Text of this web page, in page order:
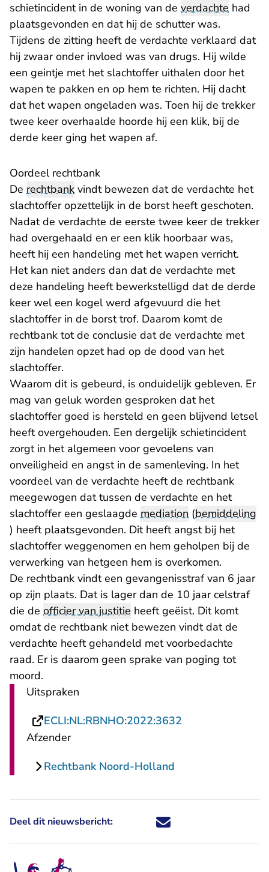
schietincident in de woning van de verdachte had
plaatsgevonden en dat hij de schutter was.
Tijdens de zitting heeft de verdachte verklaard dat
hij zwaar onder invloed was van drugs. Hij wilde
een geintje met het slachtoffer uithalen door het
wapen te pakken en op hem te richten. Hij dacht
dat het wapen ongeladen was. Toen hij de trekker
twee keer overhaalde hoorde hij een klik, bij de
derde keer ging het wapen af.
Oordeel rechtbank
De rechtbank vindt bewezen dat de verdachte het
slachtoffer opzettelijk in de borst heeft geschoten.
Nadat de verdachte de eerste twee keer de trekker
had overgehaald en er een klik hoorbaar was,
heeft hij een handeling met het wapen verricht.
Het kan niet anders dan dat de verdachte met
deze handeling heeft bewerkstelligd dat de derde
keer wel een kogel werd afgevuurd die het
slachtoffer in de borst trof. Daarom komt de
rechtbank tot de conclusie dat de verdachte met
zijn handelen opzet had op de dood van het
slachtoffer.
Waarom dit is gebeurd, is onduidelijk gebleven. Er
mag van geluk worden gesproken dat het
slachtoffer goed is hersteld en geen blijvend letsel
heeft overgehouden. Een dergelijk schietincident
zorgt in het algemeen voor gevoelens van
onveiligheid en angst in de samenleving. In het
voordeel van de verdachte heeft de rechtbank
meegewogen dat tussen de verdachte en het
slachtoffer een geslaagde mediation (bemiddeling
) heeft plaatsgevonden. Dit heeft angst bij het
slachtoffer weggenomen en hem geholpen bij de
verwerking van hetgeen hem is overkomen.
De rechtbank vindt een gevangenisstraf van 6 jaar
op zijn plaats. Dat is lager dan de 10 jaar celstraf
die de officier van justitie heeft geëist. Dit komt
omdat de rechtbank niet bewezen vindt dat de
verdachte heeft gehandeld met voorbedachte
raad. Er is daarom geen sprake van poging tot
moord.
Uitspraken
ECLI:NL:RBNHO:2022:3632
Afzender
Rechtbank Noord-Holland
Deel dit nieuwsbericht: Deel dit nieuwsbericht via X -
Deel dit nieuwsbericht via
Deel dit nieuwsbericht
Deel dit